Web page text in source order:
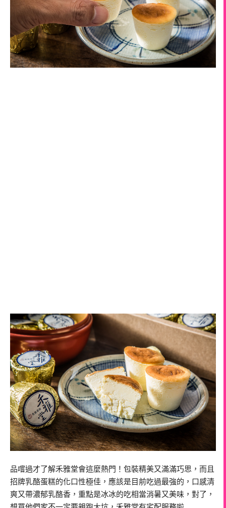
品嚐過才了解禾雅堂會這麼熱門！包裝精美又滿滿巧思，而且
招牌乳酪蛋糕的化口性極佳，應該是目前吃過最強的，口感清
爽又帶濃郁乳酪香，重點是冰冰的吃相當消暑又美味，對了，